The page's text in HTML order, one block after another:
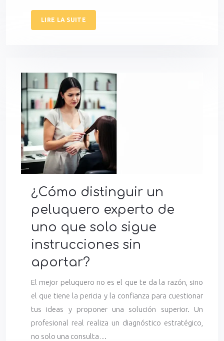
LIRE LA SUITE
¿Cómo distinguir un
peluquero experto de
uno que solo sigue
instrucciones sin
aportar?
El mejor peluquero no es el que te da la razón, sino
el que tiene la pericia y la confianza para cuestionar
tus ideas y proponer una solución superior. Un
profesional real realiza un diagnóstico estratégico,
no solo una consulta…